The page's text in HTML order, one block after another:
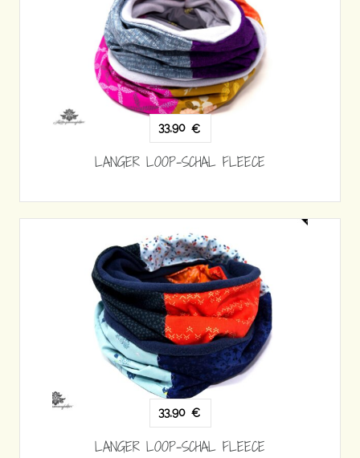
33,90 €
LANGER LOOP-SCHAL FLEECE
33,90 €
LANGER LOOP-SCHAL FLEECE